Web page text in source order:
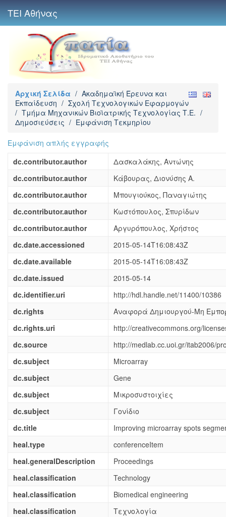
ΤΕΙ Αθήνας
Αρχική Σελίδα / Ακαδημαϊκή Έρευνα και
Εκπαίδευση / Σχολή Τεχνολογικών Εφαρμογών
/ Τμήμα Μηχανικών Βιοϊατρικής Τεχνολογίας Τ.Ε. /
Δημοσιεύσεις / Εμφάνιση Τεκμηρίου
Εμφάνιση απλής εγγραφής
dc.contributor.author
Δασκαλάκης, Αντώνης
dc.contributor.author
Κάβουρας, Διονύσης Α.
dc.contributor.author
Μπουγιούκος, Παναγιώτης
dc.contributor.author
Κωστόπουλος, Σπυρίδων
dc.contributor.author
Αργυρόπουλος, Χρήστος
dc.date.accessioned
2015-05-14T16:08:43Z
dc.date.available
2015-05-14T16:08:43Z
dc.date.issued
2015-05-14
dc.identifier.uri
http://hdl.handle.net/11400/10386
dc.rights
Αναφορά Δημιουργού-Μη
dc.rights.uri
http://creativecommons.org/
dc.source
http://medlab.cc.uoi.gr/itab2006/
dc.subject
Microarray
dc.subject
Gene
dc.subject
Μικροσυστοιχίες
dc.subject
Γονίδιο
dc.title
Improving microarray spots
heal.type
conferenceItem
heal.generalDescription
Proceedings
heal.classification
Technology
heal.classification
Biomedical engineering
heal.classification
Τεχνολογία